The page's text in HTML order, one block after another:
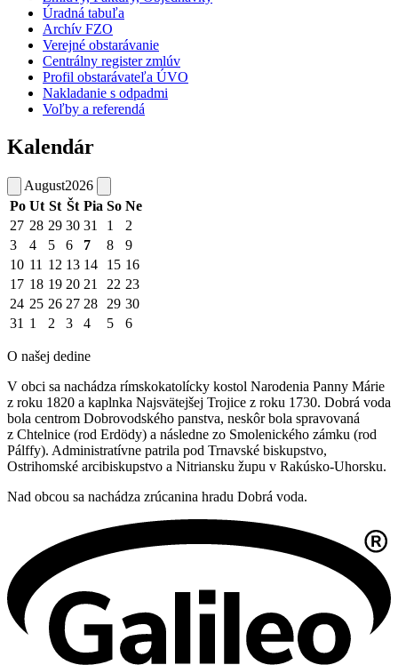
Úradná tabuľa
Archív FZO
Verejné obstarávanie
Centrálny register zmlúv
Profil obstarávateľa ÚVO
Nakladanie s odpadmi
Voľby a referendá
Kalendár
August2026
Po Ut St Št Pia So Ne
27 28 29 30 31 1
2
3
4 5 6 7 8
9
10 11 12 13 14 15 16
17 18 19 20 21 22 23
24 25 26 27 28 29 30
31 1 2 3 4 5 6
O našej dedine
V obci sa nachádza rímskokatolícky kostol Narodenia Panny Márie
z roku 1820 a kaplnka Najsvätejšej Trojice z roku 1730. Dobrá voda
bola centrom Dobrovodského panstva, neskôr bola spravovaná
z Chtelnice (rod Erdödy) a následne zo Smolenického zámku (rod
Pálffy). Administratívne patrila pod Trnavské biskupstvo,
Ostrihomské arcibiskupstvo a Nitriansku župu v Rakúsko-Uhorsku.
Nad obcou sa nachádza zrúcanina hradu Dobrá voda.